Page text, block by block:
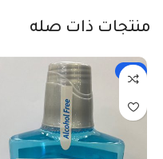
منتجات ذات صله
-6%